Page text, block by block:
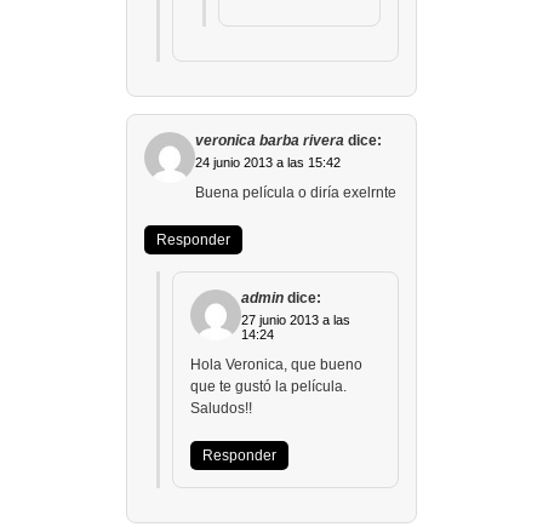
veronica barba rivera dice:
24 junio 2013 a las 15:42
Buena película o diría exelrnte
Responder
admin dice:
27 junio 2013 a las
14:24
Hola Veronica, que bueno
que te gustó la película.
Saludos!!
Responder